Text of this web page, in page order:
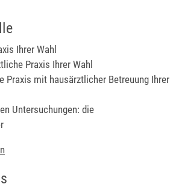
Ihrer Wahl
Praxis Ihrer Wahl
Praxis mit hausärztlicher Betreuung Ihrer
Untersuchungen: die